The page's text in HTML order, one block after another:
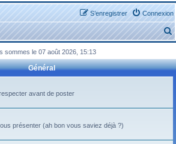
Connexion
S’enregistrer
e
c
sommes le 07 août 2026, 15:13
Général
avant de poster
présenter (ah bon vous saviez déjà ?)